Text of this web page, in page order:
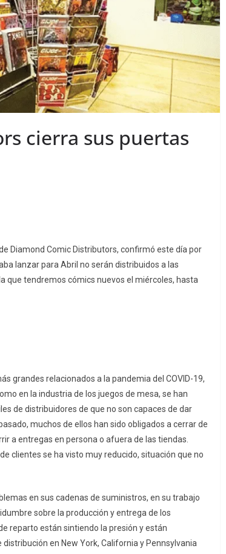
cierra sus puertas
Diamond Comic Distributors, confirmó este día por
lanzar para Abril no serán distribuidos a las
que tendremos cómics nuevos el miércoles, hasta
grandes relacionados a la pandemia del COVID-19,
en la industria de los juegos de mesa, se han
de distribuidores de que no son capaces de dar
muchos de ellos han sido obligados a cerrar de
a entregas en persona o afuera de las tiendas.
clientes se ha visto muy reducido, situación que no
en sus cadenas de suministros, en su trabajo
sobre la producción y entrega de los
reparto están sintiendo la presión y están
en New York, California y Pennsylvania